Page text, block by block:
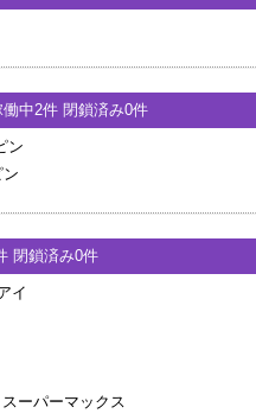
働中2件 閉鎖済み0件
ン
ン
閉鎖済み0件
イ
スーパーマックス